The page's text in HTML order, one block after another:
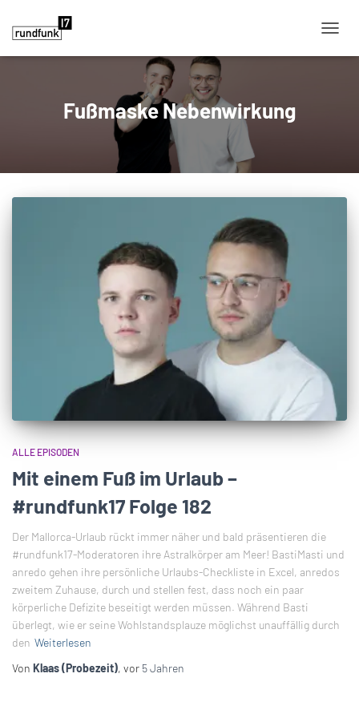
Fußmaske Nebenwirkung
ALLE EPISODEN
Mit einem Fuß im Urlaub –
#rundfunk17 Folge 182
Der Mallorca-Urlaub rückt immer näher und bald präsentieren die
#rundfunk17-Moderatoren ihre Astralkörper am Meer! BastiMasti und
anredo gehen ihre persönliche Urlaubs-Checkliste in Excel, anredos
zweitem Zuhause, durch und stellen fest, dass noch ein paar
körperliche Defizite beseitigt werden müssen. Während Basti
überlegt, wie er seine Wohlstandsplauze möglichst unauffällig durch
den Weiterlesen
Von Klaas (Probezeit), vor 5 Jahren